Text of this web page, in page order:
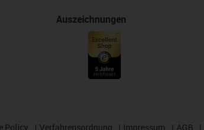
Auszeichnungen
Policy Verfahrensordnung Impressum AGB